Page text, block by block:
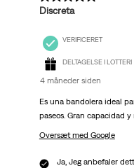
Discreta
VERIFICERET
DELTAGELSE I LOTTERI
4 måneder siden
Es una bandolera ideal
paseos. Gran capacidad
Oversæt med Google
Ja, Jeg anbefaler